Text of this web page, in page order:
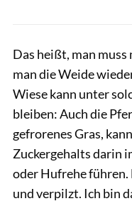
Das heißt, man
man die Weide
Wiese kann unter
bleiben: Auch die
gefrorenes Gras,
Zuckergehalts darin
oder Hufrehe führen.
und verpilzt. Ich bin